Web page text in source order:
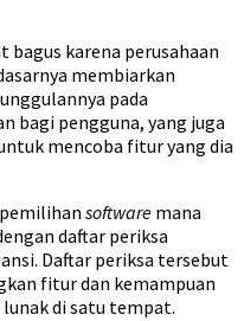
bagus karena perusahaan
membiarkan
pada
bagi pengguna, yang juga
mencoba fitur yang dia
software mana
daftar periksa
Daftar periksa tersebut
fitur dan kemampuan
di satu tempat.